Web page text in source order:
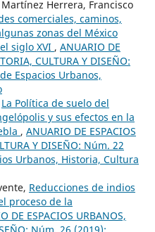
Herrera, Francisco
comerciales, caminos,
zonas del México
siglo XVI , ANUARIO DE
CULTURA Y DISEÑO:
Espacios Urbanos,
La Política de suelo del
y sus efectos en la
, ANUARIO DE ESPACIOS
Y DISEÑO: Núm. 22
Urbanos, Historia, Cultura
Reducciones de indios
proceso de la
DE ESPACIOS URBANOS,